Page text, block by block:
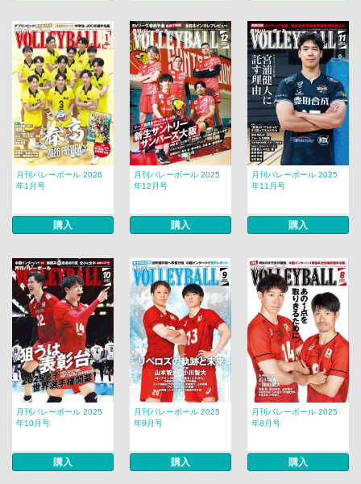
月刊バレーボール 2026
年1月号
購入
月刊バレーボール 2025
年12月号
購入
月刊バレーボール 2025
年11月号
購入
月刊バレーボール 2025
年10月号
購入
月刊バレーボール 2025
年9月号
購入
月刊バレーボール 2025
年8月号
購入